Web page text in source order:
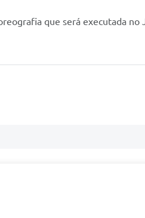
que será executada no